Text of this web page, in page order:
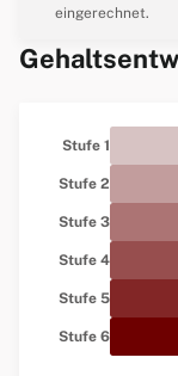
eingerechnet.
Stufe 1
Stufe 2
Stufe 3
Stufe 4
Stufe 5
Stufe 6